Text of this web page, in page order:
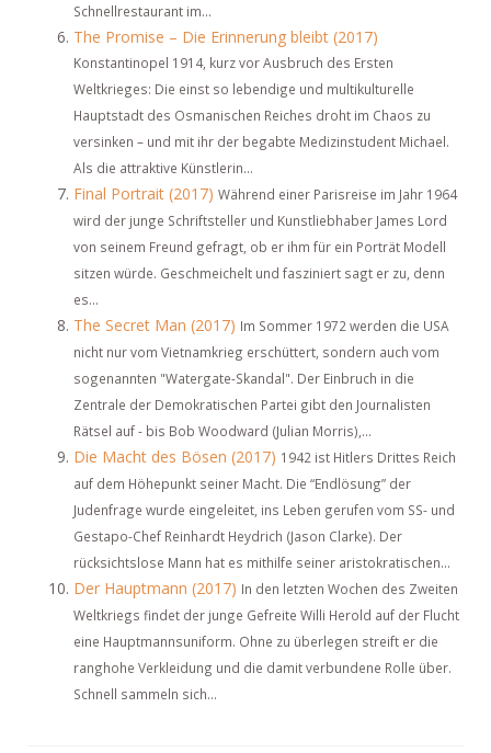
Schnellrestaurant im...
The Promise – Die Erinnerung bleibt (2017)
Konstantinopel 1914, kurz vor Ausbruch des Ersten
Weltkrieges: Die einst so lebendige und multikulturelle
Hauptstadt des Osmanischen Reiches droht im Chaos zu
versinken – und mit ihr der begabte Medizinstudent Michael.
Als die attraktive Künstlerin...
Final Portrait (2017) Während einer Parisreise im Jahr 1964
wird der junge Schriftsteller und Kunstliebhaber James Lord
von seinem Freund gefragt, ob er ihm für ein Porträt Modell
sitzen würde. Geschmeichelt und fasziniert sagt er zu, denn
es...
The Secret Man (2017) Im Sommer 1972 werden die USA
nicht nur vom Vietnamkrieg erschüttert, sondern auch vom
sogenannten "Watergate-Skandal". Der Einbruch in die
Zentrale der Demokratischen Partei gibt den Journalisten
Rätsel auf - bis Bob Woodward (Julian Morris),...
Die Macht des Bösen (2017) 1942 ist Hitlers Drittes Reich
auf dem Höhepunkt seiner Macht. Die “Endlösung” der
Judenfrage wurde eingeleitet, ins Leben gerufen vom SS- und
Gestapo-Chef Reinhardt Heydrich (Jason Clarke). Der
rücksichtslose Mann hat es mithilfe seiner aristokratischen...
Der Hauptmann (2017) In den letzten Wochen des Zweiten
Weltkriegs findet der junge Gefreite Willi Herold auf der Flucht
eine Hauptmannsuniform. Ohne zu überlegen streift er die
ranghohe Verkleidung und die damit verbundene Rolle über.
Schnell sammeln sich...